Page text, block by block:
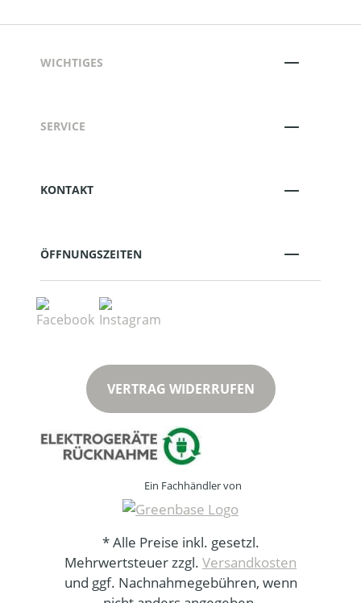
WICHTIGES
SERVICE
KONTAKT
ÖFFNUNGSZEITEN
VERTRAG WIDERRUFEN
Ein Fachhändler von
* Alle Preise inkl. gesetzl.
Mehrwertsteuer zzgl. Versandkosten
und ggf. Nachnahmegebühren, wenn